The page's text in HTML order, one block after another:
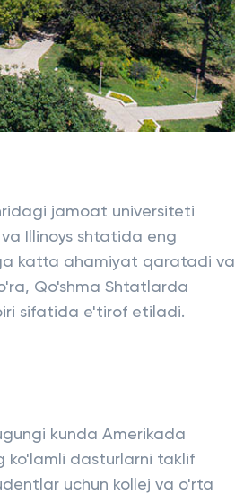
jamoat universiteti
Illinoys shtatida eng
katta ahamiyat qaratadi va
Qo'shma Shtatlarda
sifatida e'tirof etiladi.
kunda Amerikada
ko'lamli dasturlarni taklif
uchun kollej va o'rta